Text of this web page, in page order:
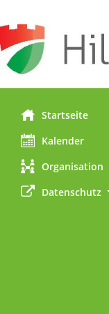
Startseite
Kalender
Organisation
Datenschutz